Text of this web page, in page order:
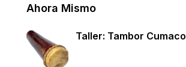
Ahora Mismo
Taller: Tambor Cumaco